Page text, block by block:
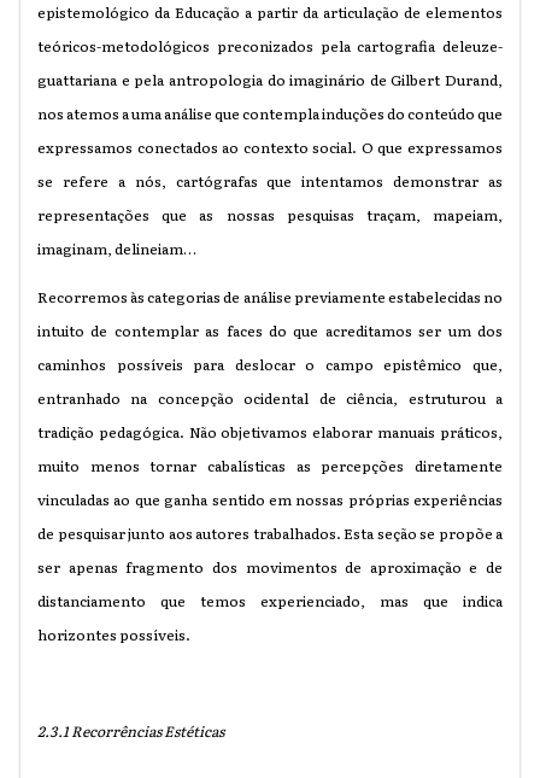
epistemológico da Educação a partir da articulação de elementos
teóricos-metodológicos preconizados pela cartografia deleuze-
guattariana e pela antropologia do imaginário de Gilbert Durand,
nos atemos a uma análise que contempla induções do conteúdo que
expressamos conectados ao contexto social. O que expressamos
se refere a nós, cartógrafas que intentamos demonstrar as
representações que as nossas pesquisas traçam, mapeiam,
imaginam, delineiam…
Recorremos às categorias de análise previamente estabelecidas no
intuito de contemplar as faces do que acreditamos ser um dos
caminhos possíveis para deslocar o campo epistêmico que,
entranhado na concepção ocidental de ciência, estruturou a
tradição pedagógica. Não objetivamos elaborar manuais práticos,
muito menos tornar cabalísticas as percepções diretamente
vinculadas ao que ganha sentido em nossas próprias experiências
de pesquisar junto aos autores trabalhados. Esta seção se propõe a
ser apenas fragmento dos movimentos de aproximação e de
distanciamento que temos experienciado, mas que indica
horizontes possíveis.
2.3.1 Recorrências Estéticas